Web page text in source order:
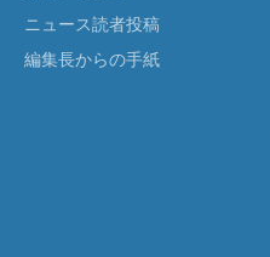
ニュース読者投稿
編集長からの手紙